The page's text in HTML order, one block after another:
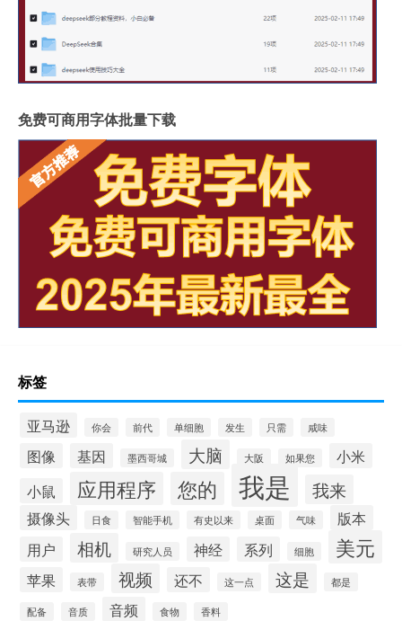
免费可商用字体批量下载
标签
亚马逊 你会 前代 单细胞 发生 只需 咸味
图像 基因 墨西哥城 大脑 大阪 如果您
小米
小鼠
应用程序 您的 我是 我来
摄像头 日食 智能手机 有史以来 桌面 气味
版本
用户
相机 研究人员 神经 系列 细胞 美元
苹果 表带 视频 还不 这一点 这是 都是
配备 音质 音频 食物 香料